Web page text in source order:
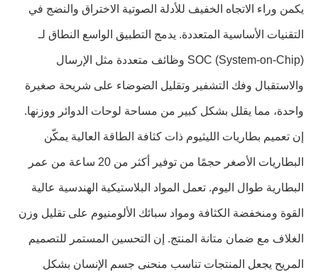
يكمن وراء الاتجاه الخفيف للأدلة الصوتية الاختراق والنضج في
التقنيات الأساسية المتعددة. يدمج التطبيق الواسع النطاق لـ
SOC (System-on-Chip) وظائف متعددة مثل الإرسال
والاستقبال وفك التشفير وتقليل الضوضاء على شريحة صغيرة
واحدة، مما يقلل بشكل كبير من مساحة لوحات الدوائر ووزنها.
إن تعميم بطاريات الليثيوم ذات كثافة الطاقة العالية يمكّن
البطاريات الأصغر حجمًا من توفير أكثر من 20 ساعة من عمر
البطارية طوال اليوم. تعمل المواد البلاستيكية الهندسية عالية
القوة ومنخفضة الكثافة ومواد سبائك الألومنيوم على تقليل وزن
الغلاف مع ضمان متانة المنتج. إن التحسين المستمر للتصميم
المريح يجعل المنتجات تناسب منحنى جسم الإنسان بشكل